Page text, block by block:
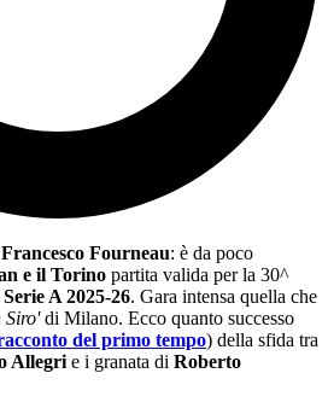
Francesco Fourneau: è da poco
e il Torino partita valida per la 30^
Serie A 2025-26. Gara intensa quella che
Siro'di Milano. Ecco quanto successo
del primo tempo) della sfida tra
Allegri e i granata di Roberto